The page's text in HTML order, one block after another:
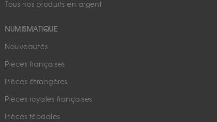
Tous nos produits en argent
NUMISMATIQUE
Nouveautés
Pièces françaises
Pièces étrangères
Pièces royales françaises
Pièces féodales